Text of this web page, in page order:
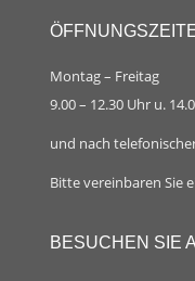
Montag – Freitag
9.00 – 12.30 Uhr u.
und nach
Bitte vereinbaren Sie
BESUCHEN SIE